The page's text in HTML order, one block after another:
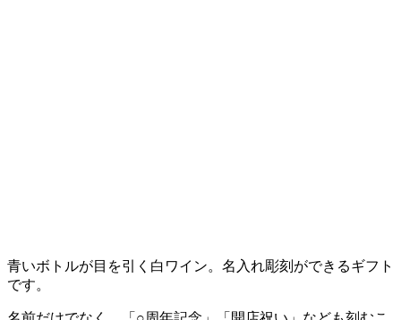
青いボトルが目を引く白ワイン。名入れ彫刻ができるギフト
です。